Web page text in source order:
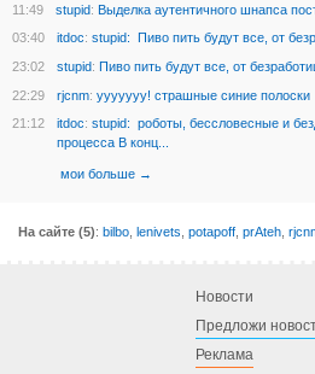
11:49
stupid: Выделка аутентичного шнапса
03:40
itdoc: stupid: Пиво пить будут все, от
23:02
stupid: Пиво пить будут все, от
22:29
rjcnm: ууууууу! страшные синие полоски
21:12
itdoc: stupid: роботы, бессловесные и
процесса В конц...
мои больше →
На сайте (5): bilbo lenivets potapoff prAteh
Новости
Предложи
Реклама